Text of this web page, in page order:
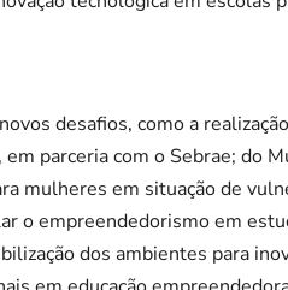
desafios, como a
parceria com o Sebrae; do
mulheres em situação de
o empreendedorismo em
dos ambientes para